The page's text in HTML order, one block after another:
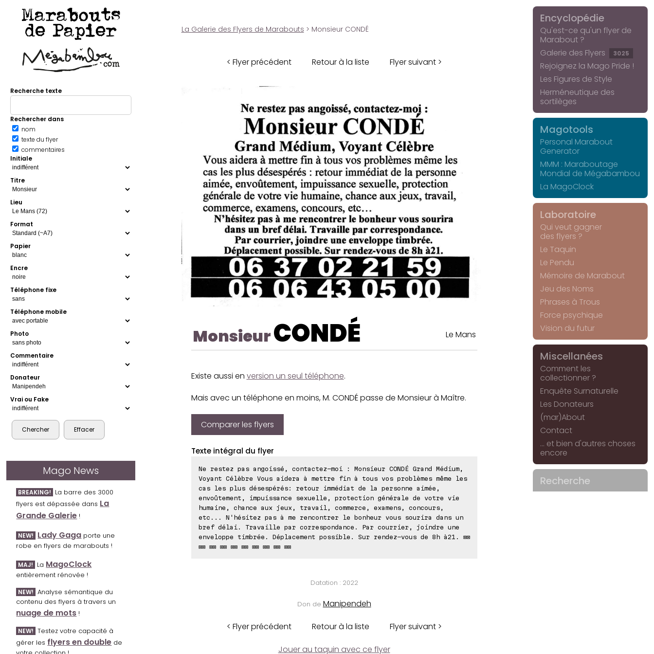
Marabouts
de Papier
Recherche texte
Rechercher dans
nom
texte du flyer
commentaires
Initiale
Titre
Lieu
Format
Papier
Encre
Téléphone fixe
Téléphone mobile
Photo
Commentaire
Donateur
Vrai ou Fake
Mago News
BREAKING! La barre des 3000
flyers est dépassée dans La
Grande Galerie !
NEW! Lady Gaga porte une
robe en flyers de marabouts !
MAJ! La MagoClock
entièrement rénovée !
NEW! Analyse sémantique du
contenu des flyers à travers un
nuage de mots !
NEW! Testez votre capacité à
gérer les flyers en double de
La Galerie des Flyers de Marabouts > Monsieur CONDÉ
< Flyer précédent Retour à la liste Flyer suivant >
MonsieurCONDÉ Le Mans
Existe aussi en version un seul téléphone.
Mais avec un téléphone en moins, M. CONDÉ passe de Monsieur à Maître.
Comparer les flyers
Texte intégral du flyer
Ne restez pas angoissé, contactez-moi : Monsieur CONDÉ Grand Médium,
Voyant Célèbre Vous aidera à mettre fin à tous vos problèmes même les
cas les plus désespérés: retour immédiat de la personne aimée,
envoûtement, impuissance sexuelle, protection générale de votre vie
humaine, chance aux jeux, travail, commerce, examens, concours,
etc... N'hésitez pas à me rencontrer le bonheur vous sourira dans un
bref délai. Travaille par correspondance. Par courrier, joindre une
enveloppe timbrée. Déplacement possible. Sur rendez-vous de 8h à21. ⊠⊠
⊠⊠ ⊠⊠ ⊠⊠ ⊠⊠ ⊠⊠ ⊠⊠ ⊠⊠ ⊠⊠ ⊠⊠
Datation : 2022
Don de Manipendeh
< Flyer précédent Retour à la liste Flyer suivant >
Jouer au taquin avec ce flyer
Encyclopédie
Qu'est-ce qu'un flyer de
Marabout ?
Galerie des Flyers
3025
Rejoignez la Mago Pride !
Les Figures de Style
Herméneutique des
sortilèges
Magotools
Personal Marabout
Generator
MMM : Maraboutage
Mondial de Mégabambou
La MagoClock
Laboratoire
Qui veut gagner
des flyers ?
Le Taquin
Le Pendu
Mémoire de Marabout
Jeu des Noms
Phrases à Trous
Force psychique
Vision du futur
Miscellanées
Comment les
collectionner ?
Enquête Surnaturelle
Les Donateurs
(mar)About
Contact
... et bien d'autres choses
encore
Recherche